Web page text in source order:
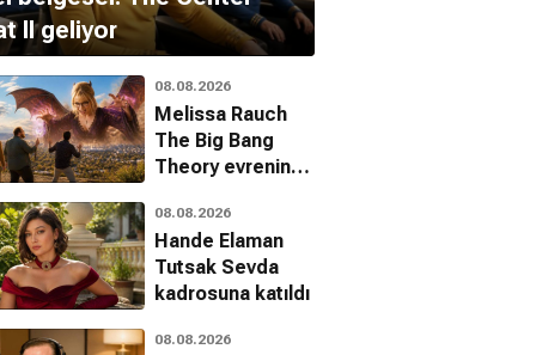
II geliyor
08.08.2026
Melissa Rauch
The Big Bang
Theory evrenine
dönüyor
08.08.2026
Hande Elaman
Tutsak Sevda
kadrosuna katıldı
08.08.2026